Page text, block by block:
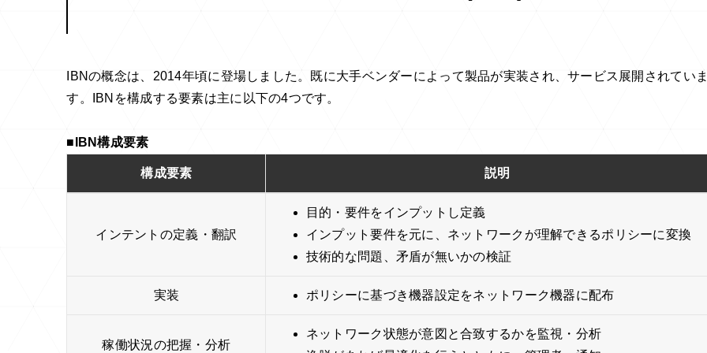
IBNの概念は、2014年頃に登場しました。既に大手ベンダーによって製品が実装され、サービス展開されてい
す。IBNを構成する要素は主に以下の4つです。
■IBN構成要素
構成要素 説明
インテントの定義・翻訳
目的・要件をインプットし定義
インプット要件を元に、ネットワークが理解できるポリシーに変換
技術的な問題、矛盾が無いかの検証
実装 ポリシーに基づき機器設定をネットワーク機器に配布
稼働状況の把握・分析
ネットワーク状態が意図と合致するかを監視・分析